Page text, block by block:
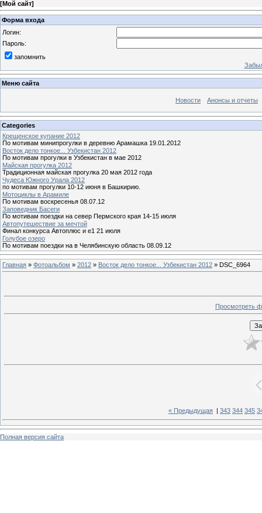
[Мой сайт]
Форма входа
Логин:
Пароль:
запомнить
Меню сайта
Новости Анонсы и отчеты
Categories
Крещенское купание 2012
По мотивам минипрогулки в деревню Арамашка 19.01.2012
Восток дело тонкое... Узбекистан 2012
По мотивам прогулки в Узбекистан в мае 2012
Майская прогулка 2012
Традиционная майская прогулка 20 мая 2012 года
Чудеса Южного Урала 2012
по мотивам прогулки 10-12 июня в Башкирию.
Мотоциклы в Арамиле
По мотивам воскресенья 08.07.12
Заповедник Басеги
По мотивам поездки на север Пермского края 14-15 июля
Автопутешествие за мечтой
Финал конкурса Автоплюс и е1 21 июля
Голубое озеро
По мотивам поездки на в Челябинскую область 08.09.12
Главная » Фотоальбом » 2012 » Восток дело тонкое... Узбекистан 2012 » DSC_6964
Просмотреть
« Предыдущая 343 344 345
Полная версия сайта